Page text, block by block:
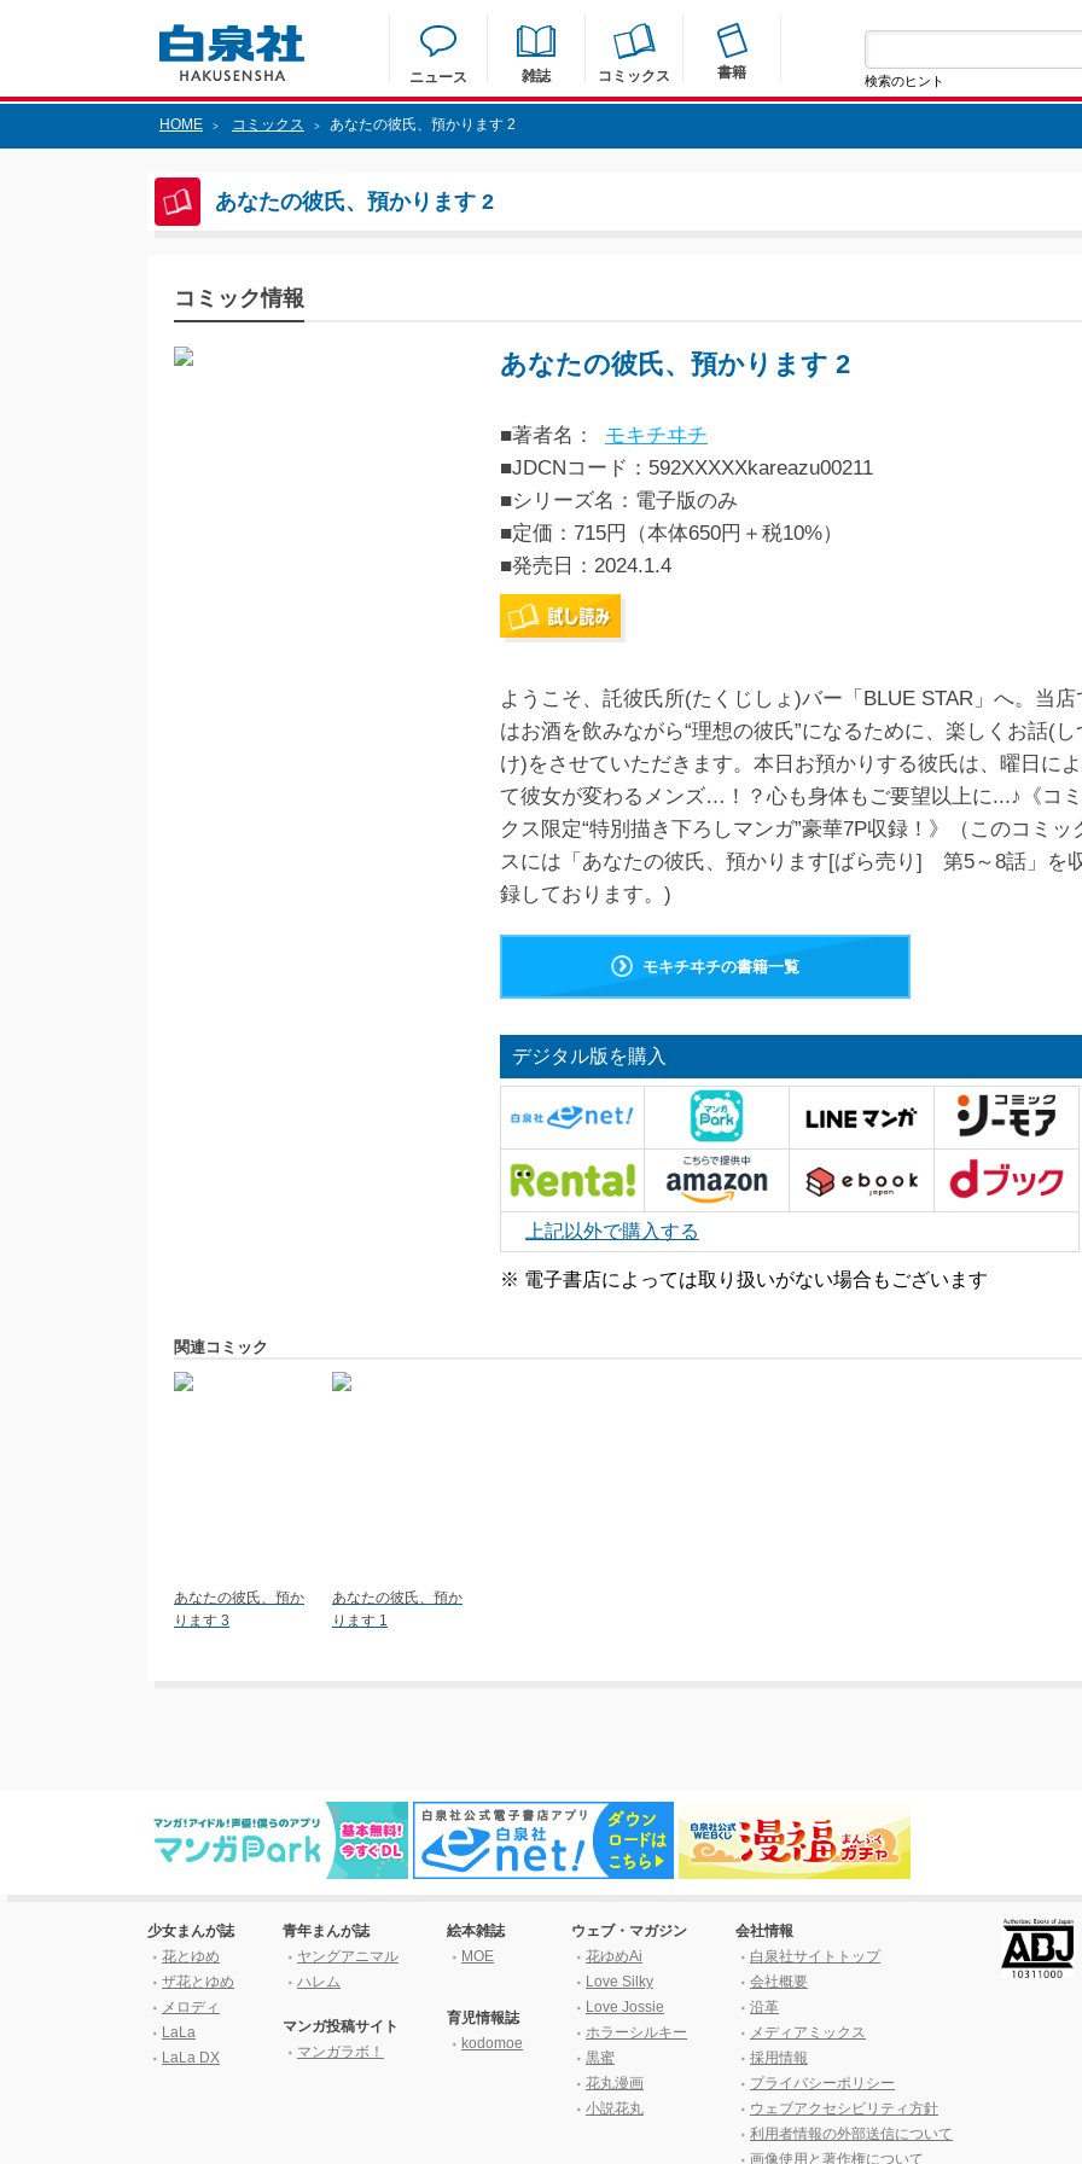
ニュース 雑誌 コミックス 書籍 検索のヒント
HOME > コミックス > あなたの彼氏、預かります 2
あなたの彼氏、預かります 2
コミック情報
あなたの彼氏、預かります 2
■著者名：
モキチヰチ
■JDCNコード：592XXXXXkareazu00211
■シリーズ名：電子版のみ
■定価：715円（本体650円＋税10%）
■発売日： 2024.1.4
ようこそ、託彼氏所(たくじしょ)バー「BLUE STAR」へ。当店
はお酒を飲みながら“理想の彼氏”になるために、楽しくお話(し
け)をさせていただきます。本日お預かりする彼氏は、曜日に
て彼女が変わるメンズ…！？心も身体もご要望以上に...♪《コ
クス限定“特別描き下ろしマンガ”豪華7P収録！》（このコミッ
スには「あなたの彼氏、預かります[ばら売り] 第5～8話」を
録しております。)
モキチヰチの書籍一覧
デジタル版を購入
上記以外で購入する
※ 電子書店によっては取り扱いがない場合もございます
関連コミック
あなたの彼氏、預か
ります 3
あなたの彼氏、預か
ります 1
少女まんが誌
花とゆめ
ザ花とゆめ
メロディ
LaLa
LaLa DX
青年まんが誌
ヤングアニマル
ハレム
マンガ投稿サイト
マンガラボ！
絵本雑誌
MOE
育児情報誌
kodomoe
ウェブ・マガジン
花ゆめAi
Love Silky
Love Jossie
ホラーシルキー
黒蜜
花丸漫画
小説花丸
会社情報
白泉社サイトトップ
会社概要
沿革
メディアミックス
採用情報
プライバシーポリシー
ウェブアクセシビリティ方針
利用者情報の外部送信について
画像使用と著作権について